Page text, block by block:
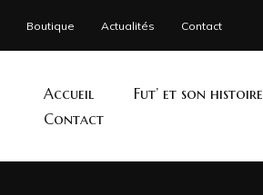
Boutique Actualités Contact
Accueil Fut’ et son histoire
Contact